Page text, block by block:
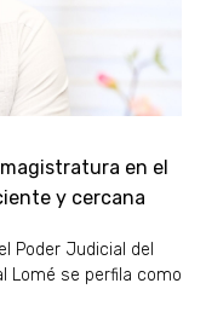
en el
y cercana
Poder Judicial del
Lomé se perfila como